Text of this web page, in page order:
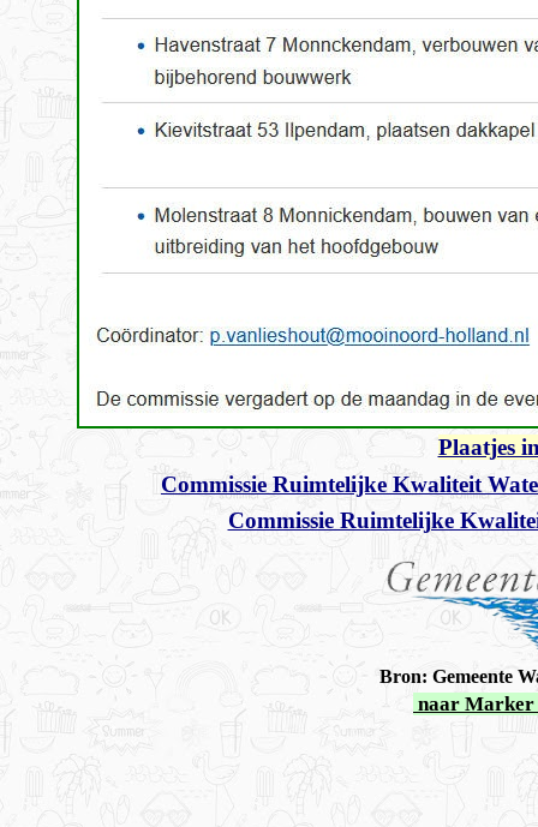
Plaatjes
Commissie Ruimtelijke Kwaliteit
Commissie Ruimtelijke
Bron: Gemeente
naar Marker